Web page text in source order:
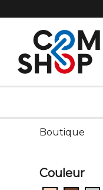
Boutique
Couleur